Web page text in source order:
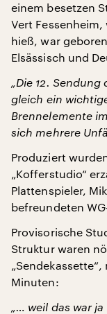
einem besetzen
Vert
hieß, war
Elsässisch und
„Die 12.
gleich ein
Brennelemente
sich mehrere
Produziert
„Kofferstudio“
Plattenspieler,
befreundeten
Provisorische
Struktur waren
Minuten:
„… weil das war